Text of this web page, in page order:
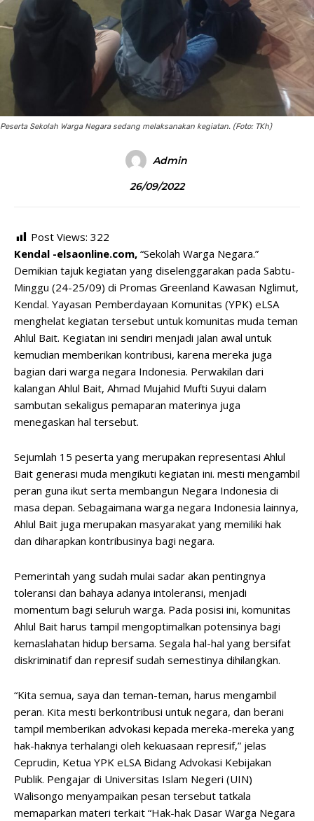
Peserta Sekolah Warga Negara sedang melaksanakan kegiatan. (Foto: TKh)
Admin
26/09/2022
Post Views: 322
Kendal -elsaonline.com, “Sekolah Warga Negara.”
Demikian tajuk kegiatan yang diselenggarakan pada Sabtu-
Minggu (24-25/09) di Promas Greenland Kawasan Nglimut,
Kendal. Yayasan Pemberdayaan Komunitas (YPK) eLSA
menghelat kegiatan tersebut untuk komunitas muda teman
Ahlul Bait. Kegiatan ini sendiri menjadi jalan awal untuk
kemudian memberikan kontribusi, karena mereka juga
bagian dari warga negara Indonesia. Perwakilan dari
kalangan Ahlul Bait, Ahmad Mujahid Mufti Suyui dalam
sambutan sekaligus pemaparan materinya juga
menegaskan hal tersebut.
Sejumlah 15 peserta yang merupakan representasi Ahlul
Bait generasi muda mengikuti kegiatan ini. mesti mengambil
peran guna ikut serta membangun Negara Indonesia di
masa depan. Sebagaimana warga negara Indonesia lainnya,
Ahlul Bait juga merupakan masyarakat yang memiliki hak
dan diharapkan kontribusinya bagi negara.
Pemerintah yang sudah mulai sadar akan pentingnya
toleransi dan bahaya adanya intoleransi, menjadi
momentum bagi seluruh warga. Pada posisi ini, komunitas
Ahlul Bait harus tampil mengoptimalkan potensinya bagi
kemaslahatan hidup bersama. Segala hal-hal yang bersifat
diskriminatif dan represif sudah semestinya dihilangkan.
“Kita semua, saya dan teman-teman, harus mengambil
peran. Kita mesti berkontribusi untuk negara, dan berani
tampil memberikan advokasi kepada mereka-mereka yang
hak-haknya terhalangi oleh kekuasaan represif,” jelas
Ceprudin, Ketua YPK eLSA Bidang Advokasi Kebijakan
Publik. Pengajar di Universitas Islam Negeri (UIN)
Walisongo menyampaikan pesan tersebut tatkala
memaparkan materi terkait “Hak-hak Dasar Warga Negara